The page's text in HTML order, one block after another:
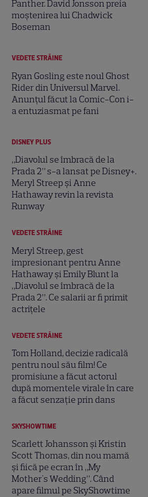
Panther. David Jonsson preia
moștenirea lui Chadwick
Boseman
VEDETE STRĂINE
Ryan Gosling este noul Ghost
Rider din Universul Marvel.
Anunțul făcut la Comic-Con i-
a entuziasmat pe fani
DISNEY PLUS
„Diavolul se îmbracă de la
Prada 2” s-a lansat pe Disney+.
Meryl Streep și Anne
Hathaway revin la revista
Runway
VEDETE STRĂINE
Meryl Streep, gest
impresionant pentru Anne
Hathaway și Emily Blunt la
„Diavolul se îmbracă de la
Prada 2”. Ce salarii ar fi primit
actrițele
VEDETE STRĂINE
Tom Holland, decizie radicală
pentru noul său film! Ce
promisiune a făcut actorul
după momentele virale în care
a făcut senzație prin dans
SKYSHOWTIME
Scarlett Johansson și Kristin
Scott Thomas, din nou mamă
și fiică pe ecran în „My
Mother's Wedding”. Când
apare filmul pe SkyShowtime